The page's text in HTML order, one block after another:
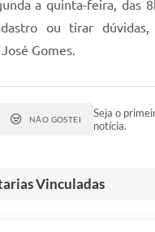
a quinta-feira, das
ou tirar dúvidas,
Gomes.
NÃO GOSTEI
Seja o
notícia.
Vinculadas